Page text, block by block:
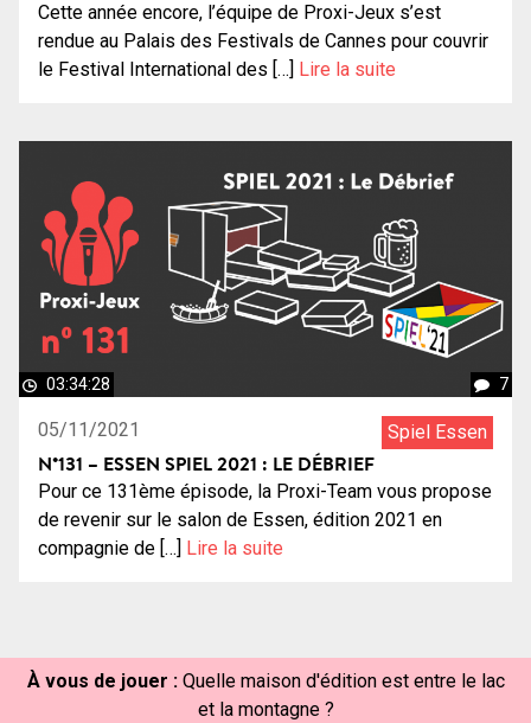
Cette année encore, l’équipe de Proxi-Jeux s’est
rendue au Palais des Festivals de Cannes pour couvrir
le Festival International des […] Lire la suite
03:34:28 7
05/11/2021 Spiel Essen
N°131 – ESSEN SPIEL 2021 : LE DÉBRIEF
Pour ce 131ème épisode, la Proxi-Team vous propose
de revenir sur le salon de Essen, édition 2021 en
compagnie de […] Lire la suite
À vous de jouer : Quelle maison d'édition est entre le lac
et la montagne ?